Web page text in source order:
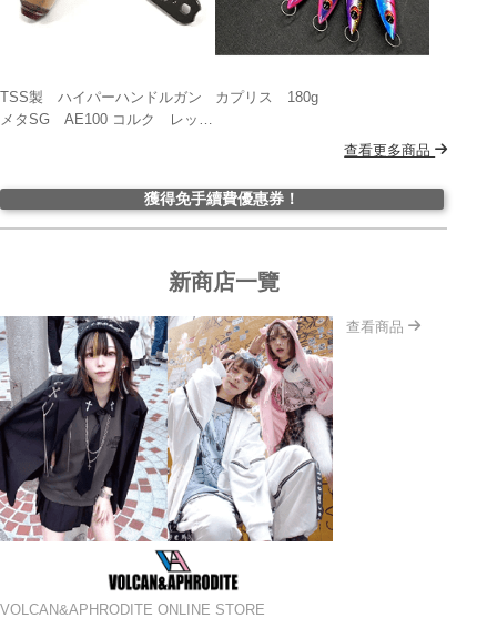
TSS製 ハイパーハンドルガン
メタSG AE100 コルク レッド
カプリス 180g
查看更多商品
獲得免手續費優惠券！
新商店一覽
VOLCAN&APHRODITE ONLINE STORE
查看商品